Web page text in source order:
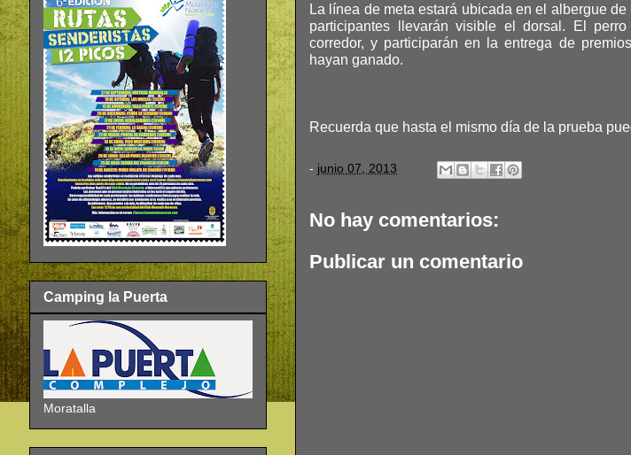
La línea de meta estará ubicada en el albergue
participantes llevarán visible el dorsal. El
corredor, y participarán en la entrega de
hayan ganado.
Recuerda que hasta el mismo día de la prueba
- junio 07, 2013
No hay comentarios:
Publicar un comentario
Camping la Puerta
Moratalla